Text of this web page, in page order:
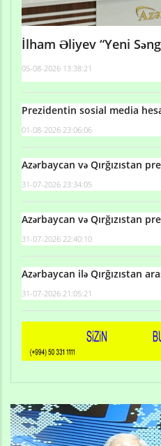
İlham Əliyev “Yeni
05-08-2026 13:38:21
Prezidentin sosial media
01-08-2026 23:06:06
Azərbaycan və Qırğızıstan
31-07-2026 23:34:05
Azərbaycan və Qırğızıstan
31-07-2026 22:40:10
Azərbaycan ilə Qırğızıstan
31-07-2026 21:05:21